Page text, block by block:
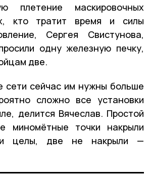
плетение маскировочных
кто тратит время и силы
Сергея Свистунова,
одну железную печку,
две.
сети сейчас им нужны больше
сложно все установки
делится Вячеслав. Простой
миномётные точки накрыли
целы, две не накрыли —